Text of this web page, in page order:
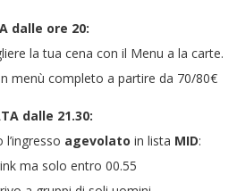
dalle ore 20:
la tua cena con il Menu a la carte.
menù completo a partire da 70/80€
dalle 21.30:
agevolato in lista MID:
ma solo entro 00.55